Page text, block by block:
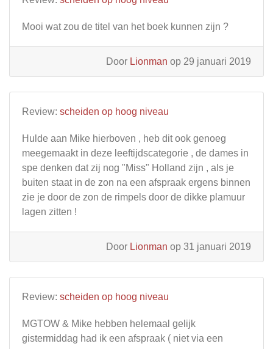
Mooi wat zou de titel van het boek kunnen zijn ?
Door Lionman op 29 januari 2019
Review: scheiden op hoog niveau
Hulde aan Mike hierboven , heb dit ook genoeg
meegemaakt in deze leeftijdscategorie , de dames in
spe denken dat zij nog "Miss" Holland zijn , als je
buiten staat in de zon na een afspraak ergens binnen
zie je door de zon de rimpels door de dikke plamuur
lagen zitten !
Door Lionman op 31 januari 2019
Review: scheiden op hoog niveau
MGTOW & Mike hebben helemaal gelijk
gistermiddag had ik een afspraak ( niet via een